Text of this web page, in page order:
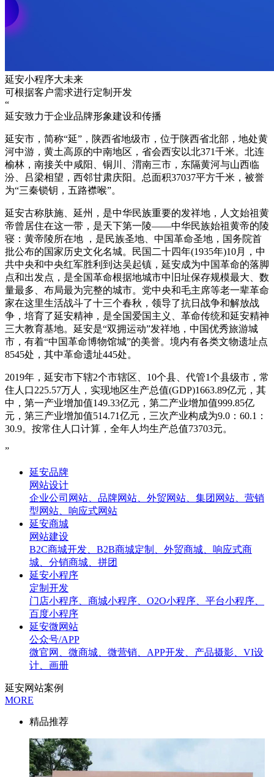
延安小程序大未来
可根据客户需求进行定制开发
“
延安致力于企业品牌形象建设和传播
延安市，简称“延”，陕西省地级市，位于陕西省北部，地处黄
河中游，黄土高原的中南地区，省会西安以北371千米。北连
榆林，南接关中咸阳、铜川、渭南三市，东隔黄河与山西临
汾、吕梁相望，西邻甘肃庆阳。总面积37037平方千米，被誉
为“三秦锁钥，五路襟喉”。
延安古称肤施、延州，是中华民族重要的发祥地，人文始祖黄
帝曾居住在这一带，是天下第一陵——中华民族始祖黄帝的陵
寝：黄帝陵所在地 ，是民族圣地、中国革命圣地，国务院首
批公布的国家历史文化名城。民国二十四年(1935年)10月，中
共中央和中央红军胜利到达吴起镇，延安成为中国革命的落脚
点和出发点，是全国革命根据地城市中旧址保存规模最大、数
量最多、布局最为完整的城市。党中央和毛主席等老一辈革命
家在这里生活战斗了十三个春秋，领导了抗日战争和解放战
争，培育了延安精神，是全国爱国主义、革命传统和延安精神
三大教育基地。延安是“双拥运动”发祥地，中国优秀旅游城
市，有着“中国革命博物馆城”的美誉。境内有各类文物遗址点
8545处，其中革命遗址445处。
2019年，延安市下辖2个市辖区、10个县、代管1个县级市，常
住人口225.57万人，实现地区生产总值(GDP)1663.89亿元，其
中，第一产业增加值149.33亿元，第二产业增加值999.85亿
元，第三产业增加值514.71亿元，三次产业构成为9.0：60.1：
30.9。按常住人口计算，全年人均生产总值73703元。
”
延安品牌
网站设计
企业公司网站、品牌网站、外贸网站、集团网站、营销
型网站、响应式网站
延安商城
网站建设
B2C商城开发、B2B商城定制、外贸商城、响应式商
城、分销商城、拼团
延安小程序
定制开发
门店小程序、商城小程序、O2O小程序、平台小程序、
百度小程序
延安微网站
公众号/APP
微官网、微商城、微营销、APP开发、产品摄影、VI设
计、画册
延安网站案例
MORE
精品推荐